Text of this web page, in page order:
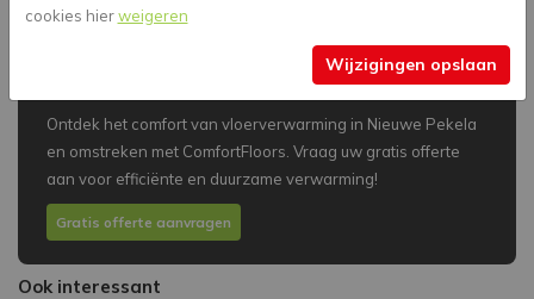
Een gratis offerte voor uw project in
Ontdek het comfort van vloerverwarming in Nieuwe Pekela
en omstreken met ComfortFloors. Vraag uw gratis offerte
aan voor efficiënte en duurzame verwarming!
Gratis offerte aanvragen
Ook interessant
cookies hierweigeren
Wijzigingen opslaan